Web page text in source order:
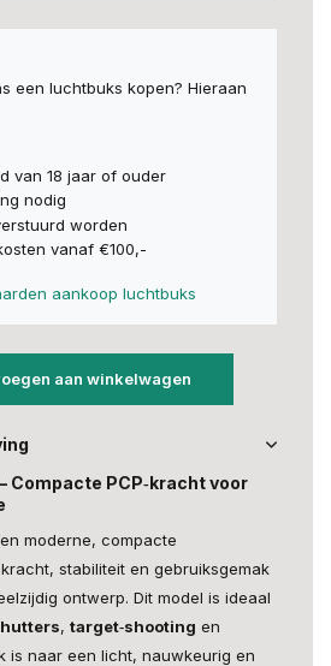
een luchtbuks kopen? Hieraan
van 18 jaar of ouder
nodig
worden
vanaf €100,-
aankoop luchtbuks
aan winkelwagen
Compacte PCP‑kracht voor
moderne, compacte
stabiliteit en gebruiksgemak
ontwerp. Dit model is ideaal
, target‑shooting en
is naar een licht, nauwkeurig en